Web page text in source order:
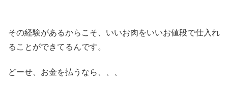
その経験があるからこそ、いいお肉をいいお値段で仕入れ
ることができてるんです。
どーせ、お金を払うなら、、、